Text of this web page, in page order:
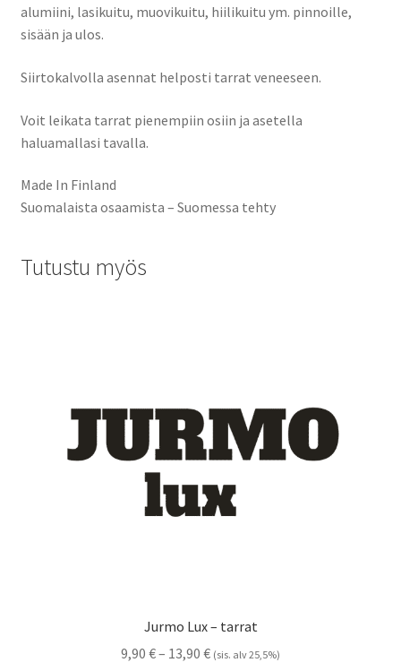
alumiini, lasikuitu, muovikuitu, hiilikuitu ym. pinnoille,
sisään ja ulos.
Siirtokalvolla asennat helposti tarrat veneeseen.
Voit leikata tarrat pienempiin osiin ja asetella
haluamallasi tavalla.
Made In Finland
Suomalaista osaamista – Suomessa tehty
Tutustu myös
Jurmo Lux – tarrat
9,90 €– 13,90 €Hintaluokka:
(sis. alv 25,5%)